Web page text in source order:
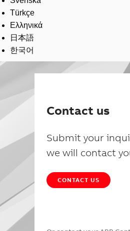
Türkçe
Ελληνικά
日本語
한국어
Contact us
Submit your
we will contact
CONTACT US